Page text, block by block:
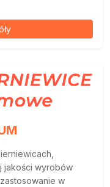
jakości wyrobów
w